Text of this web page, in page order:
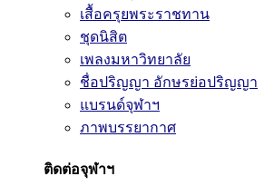
เสื้อครุยพระราชทาน
ชุดนิสิต
เพลงมหาวิทยาลัย
ชื่อปริญญา อักษรย่อปริญญา
แบรนด์จุฬาฯ
ภาพบรรยากาศ
ติดต่อจุฬาฯ